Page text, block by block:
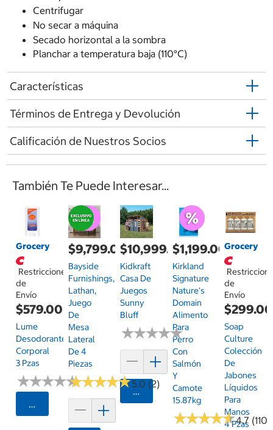
Centrifugar
No secar a máquina
Secado horizontal a la sombra
Planchar a temperatura baja (110°C)
Características
Términos de Entrega y Devolución
Calificación de Nuestros Socios
También Te Puede Interesar...
Grocery
Restricciones
de
Envío
$579.00
Lume
Desodorante
Corporal
3 Pzas
★★★★★
★★★★★
Seleccionar Código Postal
$9,799.00
Bayside
Furnishings,
Lathan,
Juego
De
Mesa
Lateral
De 4
Piezas
★★★★★
★★★★★5.0 (2)
$10,999.00
Kidkraft
Casa De
Juegos
Sunny
Bluff
★★★★★
★★★★★
Agregar
$1,199.00
Kirkland
Signature
Nature's
Domain
Alimento
Para
Perro
Con
Salmón
Y
Camote
15.87kg
★★★★★
★★★★★4.7
Grocery
de
Envío
$299.00
Soap
Culture
Colección
De
Jabones
Líquidos
Para
Manos
4 Pzas